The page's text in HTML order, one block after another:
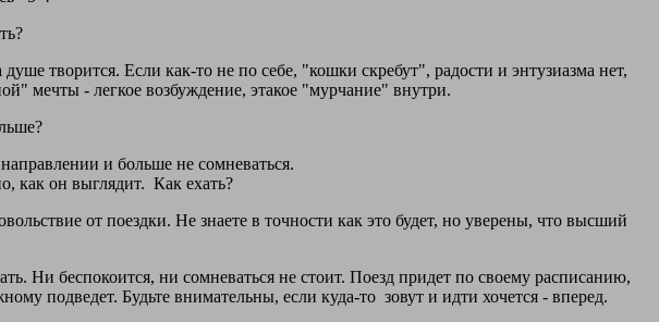
творится. Если как-то не по себе, "кошки скребут", радости и энтузиазма нет,
мечты - легкое возбуждение, этакое "мурчание" внутри.
и больше не сомневаться.
как он выглядит. Как ехать?
от поездки. Не знаете в точности как это будет, но уверены, что высший
Ни беспокоится, ни сомневаться не стоит. Поезд придет по своему расписанию,
подведет. Будьте внимательны, если куда-то зовут и идти хочется - вперед.